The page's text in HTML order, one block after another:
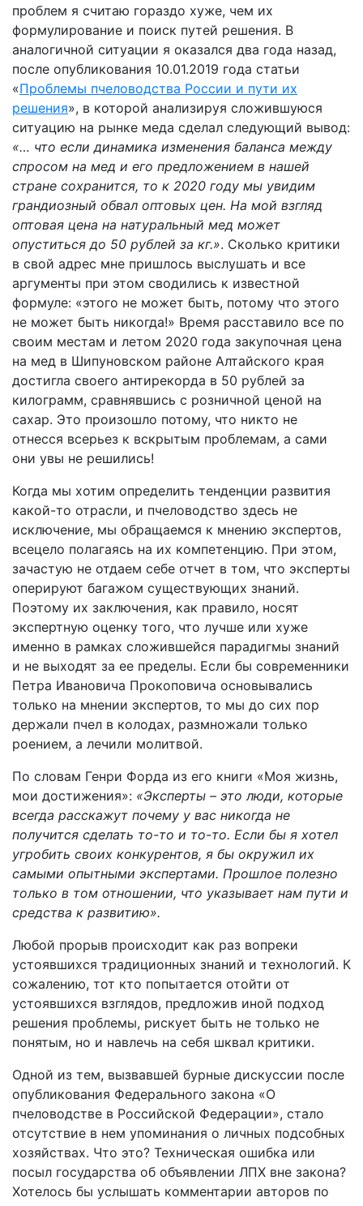
проблем я считаю гораздо хуже, чем их
формулирование и поиск путей решения. В
аналогичной ситуации я оказался два года назад,
после опубликования 10.01.2019 года статьи
«Проблемы пчеловодства России и пути их
решения», в которой анализируя сложившуюся
ситуацию на рынке меда сделал следующий вывод:
«… что если динамика изменения баланса между
спросом на мед и его предложением в нашей
стране сохранится, то к 2020 году мы увидим
грандиозный обвал оптовых цен. На мой взгляд
оптовая цена на натуральный мед может
опуститься до 50 рублей за кг.». Сколько критики
в свой адрес мне пришлось выслушать и все
аргументы при этом сводились к известной
формуле: «этого не может быть, потому что этого
не может быть никогда!» Время расставило все по
своим местам и летом 2020 года закупочная цена
на мед в Шипуновском районе Алтайского края
достигла своего антирекорда в 50 рублей за
килограмм, сравнявшись с розничной ценой на
сахар. Это произошло потому, что никто не
отнесся всерьез к вскрытым проблемам, а сами
они увы не решились!
Когда мы хотим определить тенденции развития
какой-то отрасли, и пчеловодство здесь не
исключение, мы обращаемся к мнению экспертов,
всецело полагаясь на их компетенцию. При этом,
зачастую не отдаем себе отчет в том, что эксперты
оперируют багажом существующих знаний.
Поэтому их заключения, как правило, носят
экспертную оценку того, что лучше или хуже
именно в рамках сложившейся парадигмы знаний
и не выходят за ее пределы. Если бы современники
Петра Ивановича Прокоповича основывались
только на мнении экспертов, то мы до сих пор
держали пчел в колодах, размножали только
роением, а лечили молитвой.
По словам Генри Форда из его книги «Моя жизнь,
мои достижения»: «Эксперты – это люди, которые
всегда расскажут почему у вас никогда не
получится сделать то-то и то-то. Если бы я хотел
угробить своих конкурентов, я бы окружил их
самыми опытными экспертами. Прошлое полезно
только в том отношении, что указывает нам пути и
средства к развитию».
Любой прорыв происходит как раз вопреки
устоявшихся традиционных знаний и технологий. К
сожалению, тот кто попытается отойти от
устоявшихся взглядов, предложив иной подход
решения проблемы, рискует быть не только не
понятым, но и навлечь на себя шквал критики.
Одной из тем, вызвавшей бурные дискуссии после
опубликования Федерального закона «О
пчеловодстве в Российской Федерации», стало
отсутствие в нем упоминания о личных подсобных
хозяйствах. Что это? Техническая ошибка или
посыл государства об объявлении ЛПХ вне закона?
Хотелось бы услышать комментарии авторов по